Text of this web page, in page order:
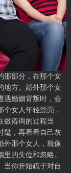
那部分，在那个女
地方。婚外那个女
遇婚姻背叛时，会
女人年轻漂亮，
做咨询的过程当
髦，再看看自己灰
外那个女人，就像
的失位和忽略。
当你开始疏于对自